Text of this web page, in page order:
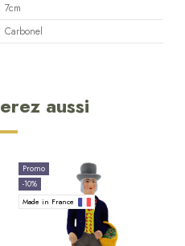
7cm
Carbonel
aussi
Promo
-10%
Made in France